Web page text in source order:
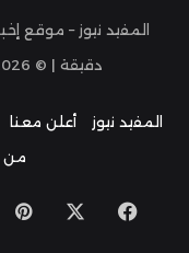
المفيد نيوز – موقع
دقيقة | ©
المفيد نيوز أعلن معنا
من
فيسبوك